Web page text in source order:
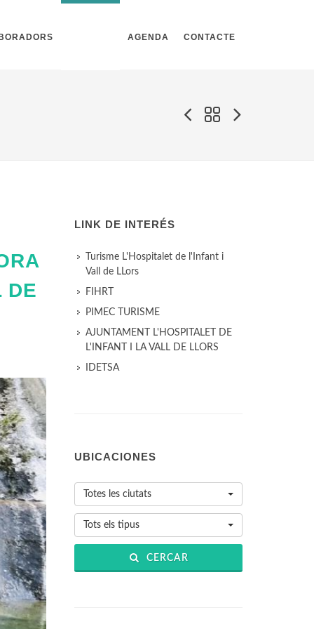
AGENDA CONTACTE
DE
LINK DE INTERÉS
Turisme L'Hospitalet de l'Infant i
Vall de LLors
FIHRT
PIMEC TURISME
AJUNTAMENT L'HOSPITALET DE
L'INFANT I LA VALL DE LLORS
IDETSA
UBICACIONES
Totes les ciutats
Tots els tipus
CERCAR